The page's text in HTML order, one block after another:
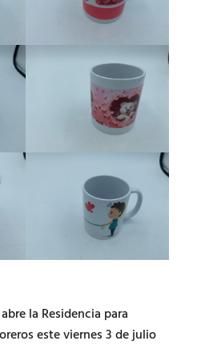
la Residencia para
este viernes 3 de julio